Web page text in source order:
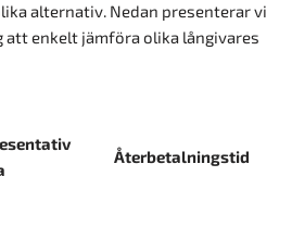
alternativ. Nedan presenterar vi
att enkelt jämföra olika långivares
Återbetalningstid